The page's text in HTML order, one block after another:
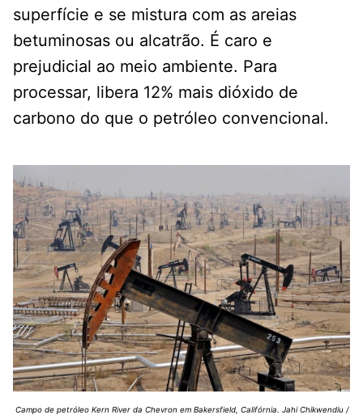
superfície e se mistura com as areias
betuminosas ou alcatrão. É caro e
prejudicial ao meio ambiente. Para
processar, libera 12% mais dióxido de
carbono do que o petróleo convencional.
Campo de petróleo Kern River da Chevron em Bakersfield, Califórnia. Jahi Chikwendiu /